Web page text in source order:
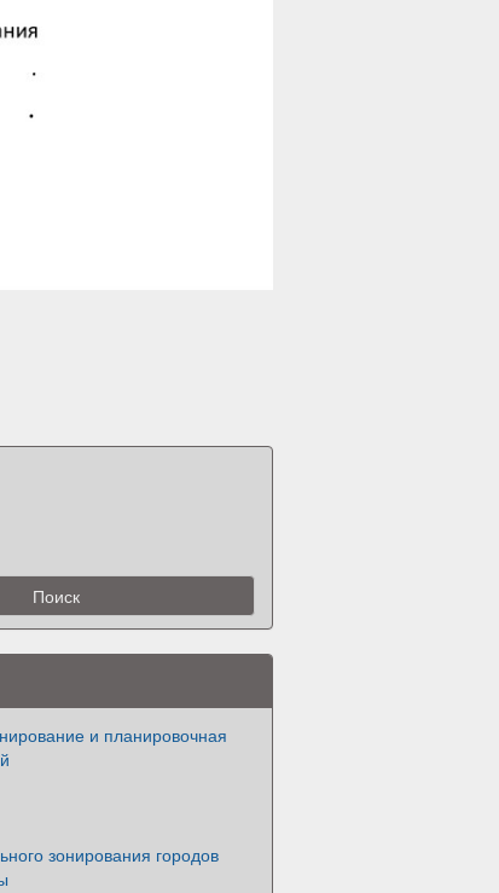
и планировочная
зонирования городов